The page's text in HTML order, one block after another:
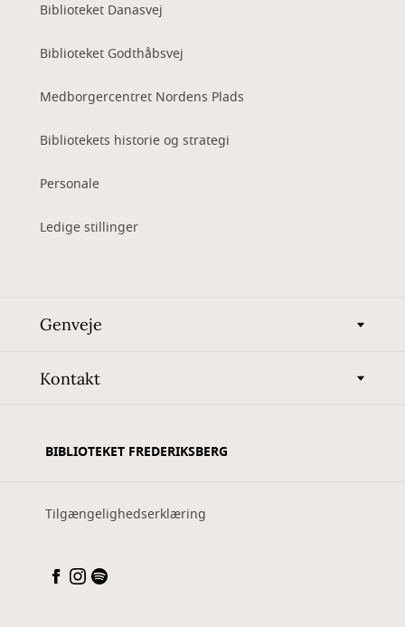
Biblioteket Danasvej
Biblioteket Godthåbsvej
Medborgercentret Nordens Plads
Bibliotekets historie og strategi
Personale
Ledige stillinger
Genveje
Kontakt
BIBLIOTEKET FREDERIKSBERG
Tilgængelighedserklæring